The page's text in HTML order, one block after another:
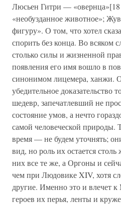
Люсьен Гитри —
«необузданное животное»;
фигуру». О том, что хотел
спорить без конца. Во всяком
столько силы и жизненной
появления его имя вошло в
синонимом лицемера, ханжи.
убедительное доказательство
шедевр, запечатлевший не
состояние умов, а нечто
самой человеческой
время — не будем уточнять;
вид, но роль их остается
них все те же, а Оргоны и
чем при Людовике XIV, хотя
другие. Именно это и влечет к
героев их перья, ленты и